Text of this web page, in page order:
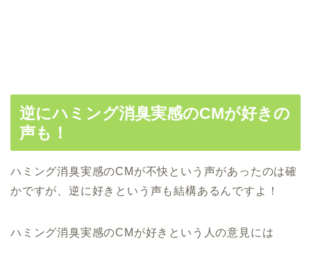
逆にハミング消臭実感のCMが好きの
声も！
ハミング消臭実感のCMが不快という声があったのは確
かですが、逆に好きという声も結構あるんですよ！
ハミング消臭実感のCMが好きという人の意見には